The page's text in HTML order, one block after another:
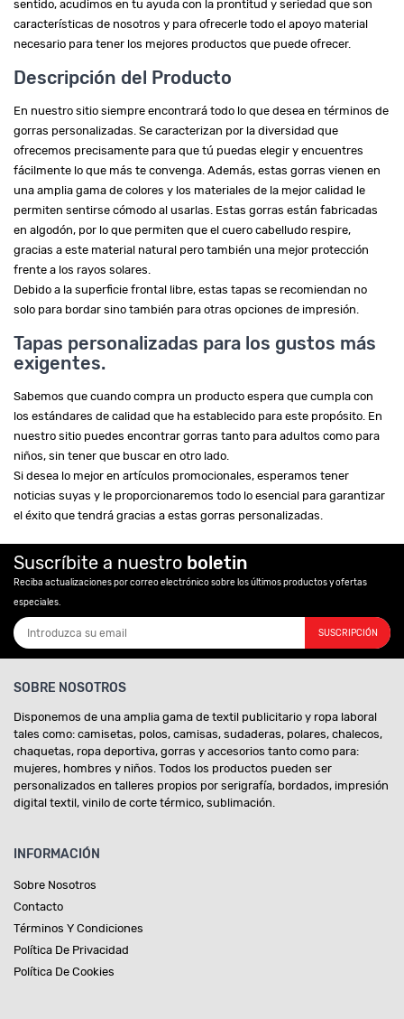
sentido, acudimos en tu ayuda con la prontitud y seriedad que son
características de nosotros y para ofrecerle todo el apoyo material
necesario para tener los mejores productos que puede ofrecer.
Descripción del Producto
En nuestro sitio siempre encontrará todo lo que desea en términos de
gorras personalizadas. Se caracterizan por la diversidad que
ofrecemos precisamente para que tú puedas elegir y encuentres
fácilmente lo que más te convenga. Además, estas gorras vienen en
una amplia gama de colores y los materiales de la mejor calidad le
permiten sentirse cómodo al usarlas. Estas gorras están fabricadas
en algodón, por lo que permiten que el cuero cabelludo respire,
gracias a este material natural pero también una mejor protección
frente a los rayos solares.
Debido a la superficie frontal libre, estas tapas se recomiendan no
solo para bordar sino también para otras opciones de impresión.
Tapas personalizadas para los gustos más
exigentes.
Sabemos que cuando compra un producto espera que cumpla con
los estándares de calidad que ha establecido para este propósito. En
nuestro sitio puedes encontrar gorras tanto para adultos como para
niños, sin tener que buscar en otro lado.
Si desea lo mejor en artículos promocionales, esperamos tener
noticias suyas y le proporcionaremos todo lo esencial para garantizar
el éxito que tendrá gracias a estas gorras personalizadas.
Suscríbite a nuestro boletin
Reciba actualizaciones por correo electrónico sobre los últimos productos y ofertas
especiales.
SUSCRIPCIÓN
SOBRE NOSOTROS
Disponemos de una amplia gama de textil publicitario y ropa laboral
tales como: camisetas, polos, camisas, sudaderas, polares, chalecos,
chaquetas, ropa deportiva, gorras y accesorios tanto como para:
mujeres, hombres y niños. Todos los productos pueden ser
personalizados en talleres propios por serigrafía, bordados, impresión
digital textil, vinilo de corte térmico, sublimación.
INFORMACIÓN
Sobre Nosotros
Contacto
Términos Y Condiciones
Política De Privacidad
Política De Cookies